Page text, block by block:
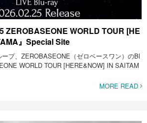
ZEROBASEONE WORLD TOUR [HE
』Special Site
プ、ZEROBASEONE（ゼロベースワン）のBl
WORLD TOUR [HERE&NOW] IN SAITAM
MORE READ